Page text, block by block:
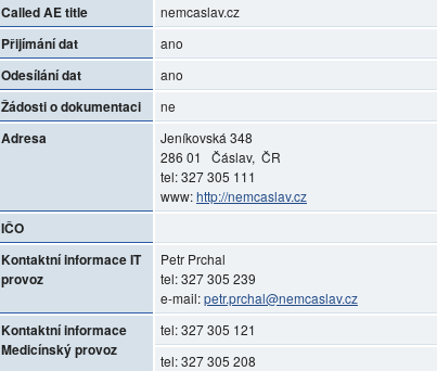
Called AE title nemcaslav.cz
Přijímání dat ano
Odesílání dat ano
Žádosti o dokumentaci ne
Adresa
Jeníkovská 348
286 01 Čáslav, ČR
tel: 327 305 111
www:http://nemcaslav.cz
IČO
Kontaktní informace IT
provoz
Petr Prchal
tel: 327 305 239
e-mail:petr.prchal@nemcaslav.cz
Kontaktní informace
Medicínský provoz
tel: 327 305 121
tel: 327 305 208